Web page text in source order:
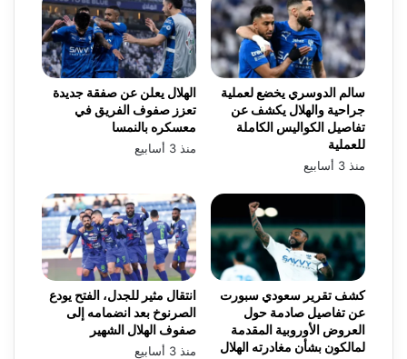
الهلال يعلن عن صفقة جديدة
تعزز صفوف الفريق في
معسكره بالنمسا
منذ 3 أسابيع
سالم الدوسري يخضع لعملية
جراحية والهلال يكشف عن
تفاصيل الكواليس الكاملة
للعملية
منذ 3 أسابيع
انتقال مثير للجدل، الفتح يودع
الصرنوخ بعد انضمامه إلى
صفوف الهلال الشهير
منذ 3 أسابيع
كشف تقرير سعودي سبورت
عن تفاصيل صادمة حول
العروض الأوروبية المقدمة
لمالكون بشأن مغادرته الهلال